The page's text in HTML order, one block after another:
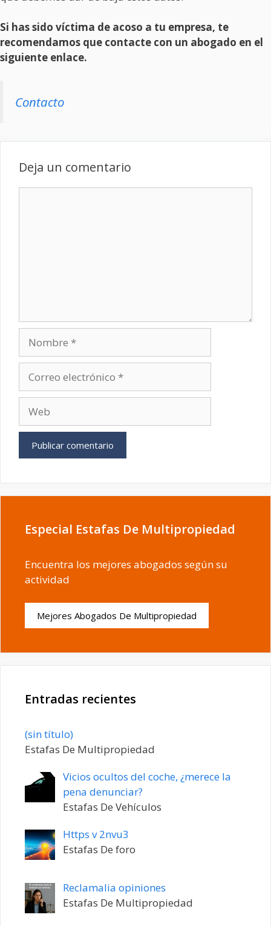
Si has sido víctima de acoso a tu empresa, te
recomendamos que contacte con un abogado en el
siguiente enlace.
Contacto
Deja un comentario
electrónico
Especial Estafas De Multipropiedad
Encuentra los mejores abogados según su
actividad
Mejores Abogados De Multipropiedad
Entradas recientes
(sin título)Entrada
20198
Estafas De Multipropiedad
Vicios ocultos del coche, ¿merece la
pena denunciar?
Estafas De Vehículos
Https v 2nvu3
Estafas De foro
Reclamalia opiniones
Estafas De Multipropiedad